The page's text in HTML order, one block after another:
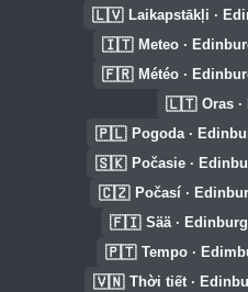
🇱🇻 Laikapstākļi ·
🇮🇹 Meteo ·
🇫🇷 Météo ·
🇱🇹 Oras
🇵🇱 Pogoda ·
🇸🇰 Počasie ·
🇨🇿 Počasí ·
🇫🇮 Sää ·
🇵🇹 Tempo ·
🇻🇳 Thời tiết ·